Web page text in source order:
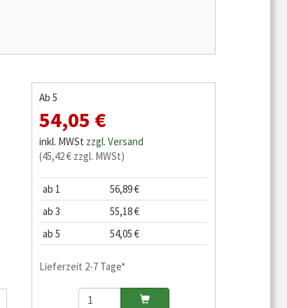
Ab 5
54,05 €
inkl. MWSt zzgl. Versand
(45,42 € zzgl. MWSt)
ab 1
56,89 €
ab 3
55,18 €
ab 5
54,05 €
Lieferzeit 2-7 Tage*